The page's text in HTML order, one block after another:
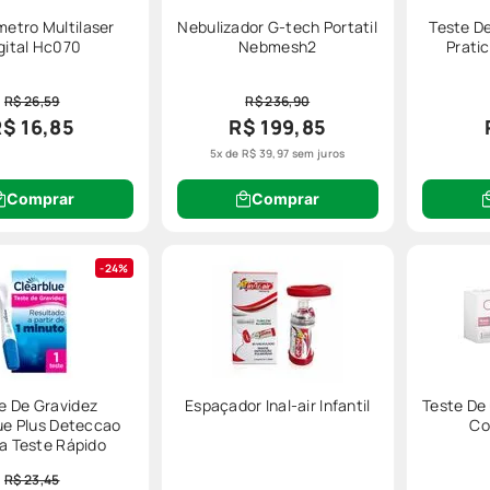
monitorar seus níveis de glicemia. Em certas ocasiões, pode
e confiáveis:
uma forma efetiva. Confira os produtos disponíveis e não deixe
para medicação dos pulmões. Em geral, eles são a mesma coisa
seus acessórios.
Multilaser
Hc070
R$ 26,59
16,85
Comprar
Nebulizador G-tech Portatil
Nebmesh2
R$ 236,90
R$ 199,85
5x de R$ 39,97 sem juros
Comprar
Teste
24%
De Gravidez
Plus Deteccao
Teste Rápido
R$ 23,45
Espaçador Inal-air Infantil
Teste